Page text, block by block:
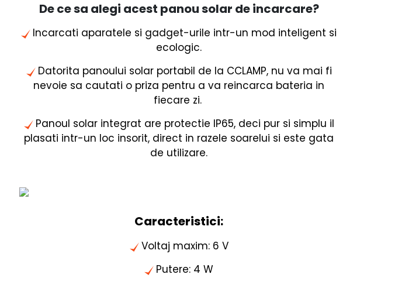
De ce sa alegi acest panou solar de incarcare?
Incarcati aparatele si gadget-urile intr-un mod inteligent si
ecologic.
Datorita panoului solar portabil de la CCLAMP, nu va mai fi
nevoie sa cautati o priza pentru a va reincarca bateria in
fiecare zi.
Panoul solar integrat are protectie IP65, deci pur si simplu il
plasati intr-un loc insorit, direct in razele soarelui si este gata
de utilizare.
Caracteristici:
Voltaj maxim: 6 V
Putere: 4 W